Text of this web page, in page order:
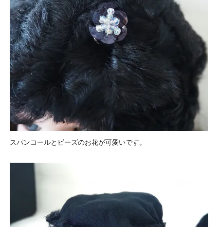
スパンコールとビーズのお花が可愛いです。